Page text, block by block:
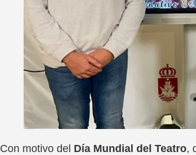
Con motivo del Día Mundial del Teatro,